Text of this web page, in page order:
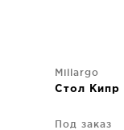
Millargo
Стол Кипр
Под заказ